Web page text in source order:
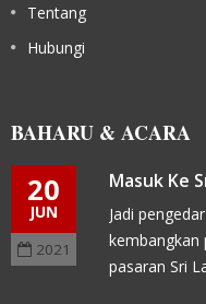
Tentang
Hubungi
BAHARU & ACARA
20
JUN
2021
Masuk Ke
Jadi
kembangkan
pasaran Sri